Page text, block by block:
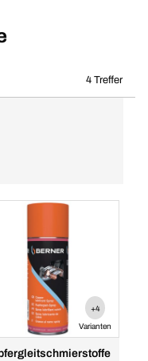
4 Treffer
+4
Varianten